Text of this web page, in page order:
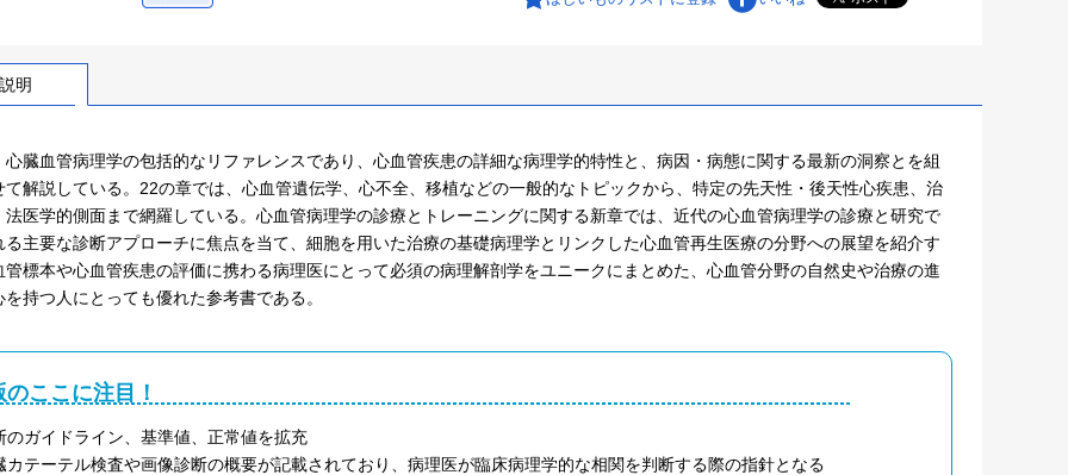
明
心臓血管病理学の包括的なリファレンスであり、心血管疾患の詳細な病理学的特性と、病因・病態に関する最新の洞察とを組
て解説している。22の章では、心血管遺伝学、心不全、移植などの一般的なトピックから、特定の先天性・後天性心疾患、治
法医学的側面まで網羅している。心血管病理学の診療とトレーニングに関する新章では、近代の心血管病理学の診療と研究で
る主要な診断アプローチに焦点を当て、細胞を用いた治療の基礎病理学とリンクした心血管再生医療の分野への展望を紹介す
管標本や心血管疾患の評価に携わる病理医にとって必須の病理解剖学をユニークにまとめた、心血管分野の自然史や治療の進
を持つ人にとっても優れた参考書である。
のここに注目！
のガイドライン、基準値、正常値を拡充
カテーテル検査や画像診断の概要が記載されており、病理医が臨床病理学的な相関を判断する際の指針となる